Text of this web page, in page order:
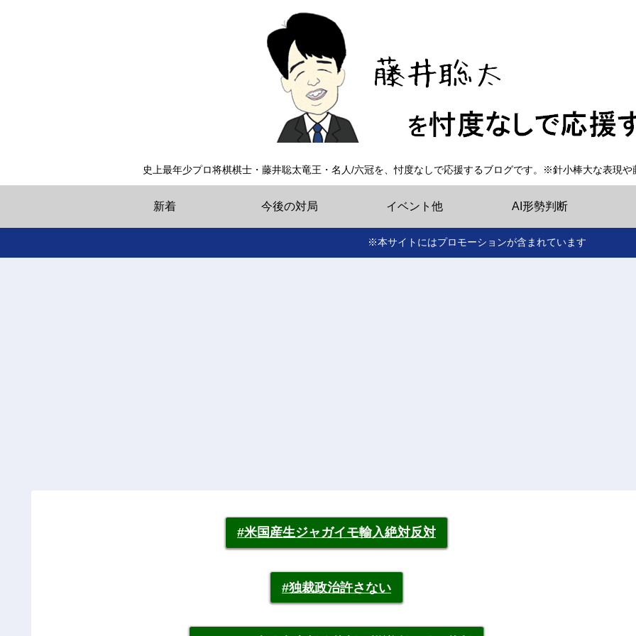
史上最年少プロ将棋棋士・藤井聡太竜王・名人/六冠を、忖度なしで応援するブログです。※針小棒大な表現
新着 今後の対局 イベント他 AI形勢判断
※本サイトにはプロモーションが含まれています
#米国産生ジャガイモ輸入絶対反対
#独裁政治許さない